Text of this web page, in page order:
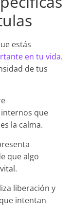
estás
en tu vida.
de tus
que
la calma.
que algo
liberación y
intentan